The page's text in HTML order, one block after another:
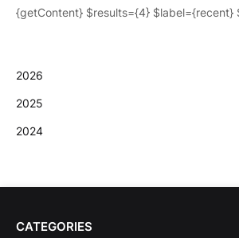
{getContent} $results={4} $label={recent}
2026
2025
2024
CATEGORIES